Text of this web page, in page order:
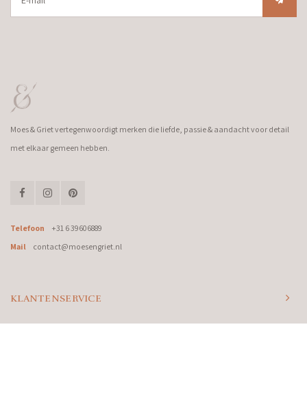
Moes & Griet vertegenwoordigt merken die liefde, passie & aandacht voor detail
met elkaar gemeen hebben.
Telefoon
+31 6 39606889
Mail
contact@moesengriet.nl
KLANTENSERVICE